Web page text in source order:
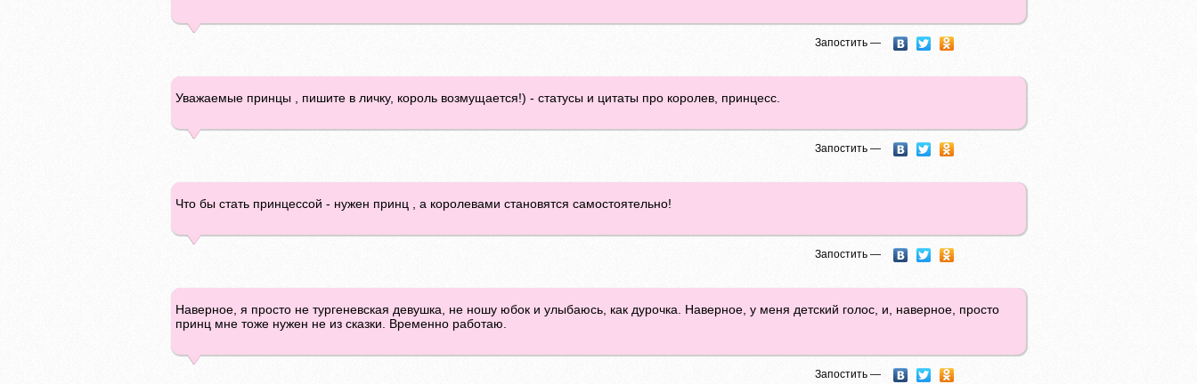
Запостить —
Уважаемые принцы , пишите в личку, король возмущается!) - статусы и цитаты про королев, принцесс.
Запостить —
Что бы стать принцессой - нужен принц , а королевами становятся самостоятельно!
Запостить —
Наверное, я просто не тургеневская девушка, не ношу юбок и улыбаюсь, как дурочка. Наверное, у меня детский голос, и, наверное, просто
принц мне тоже нужен не из сказки. Временно работаю.
Запостить —